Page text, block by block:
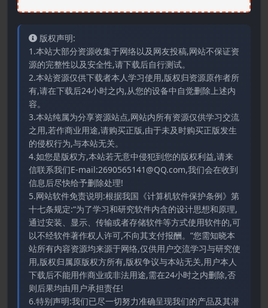
版权声明:
1.本站大部分资源收集于网络以及网友投稿,网站不保证资
源的完整性以及安全性,请下载后自行测试。
2.本站资源仅供下载者本人学习使用,版权归资源原作者所
有,请在下载后24小时之内,从您的设备中自觉删除上述内
容。
3.本站纯属为分享资源站点,网站内所有资源仅供学习交流
之用,若作商业用途,请购买正版,由于未及时购买正版发生
的侵权行为,与本站无关。
4.如您是版权方,本站若无意中侵犯到您的版权利益,请来
信联系我们E-mail:2690565141@QQ.com,我们会在收到
信息后尽快给予删除处理!
5.网站软件免责说明:根据我国《计算机软件保护条例》第
十七条规定:“为了学习和研究软件内含的设计思想和原理,
通过安装、显示、传输或者存储软件等方式使用软件的,可
以不经软件著作权人许可,不向其支付报酬。”您需知晓本
站所有内容资源均来源于网络,仅供用户交流学习与研究使
用,版权归属原版权方所有,版权争议与本站无关,用户本人
下载后不能用作商业或非法用途,需在24小时之内删除,否
则后果均由用户承担责任!
6.特别声明:我们已尽一切努力准确呈现我们的产品及其潜